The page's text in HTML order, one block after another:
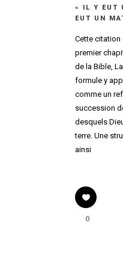
« IL Y EUT
EUT UN
Cette citation
premier
de la Bible,
formule y
comme un
succession
desquels
terre. Une
ainsi
0